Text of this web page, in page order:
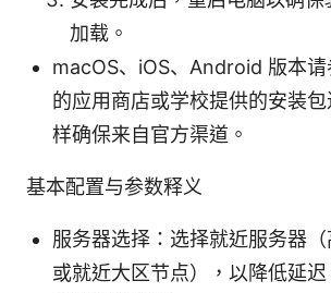
加载。
macOS、iOS、Android 版本
的应用商店或学校提供的安装
样确保来自官方渠道。
基本配置与参数释义
服务器选择：选择就近服务器
或就近大区节点），以降低延